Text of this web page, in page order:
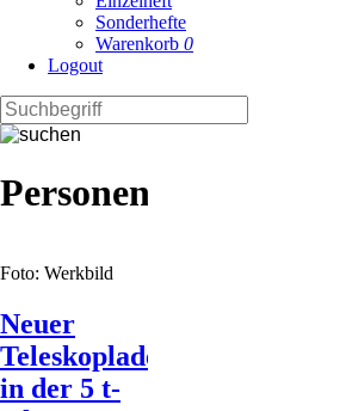
Sonderhefte
Warenkorb 0
Logout
Personen
Foto: Werkbild
Neuer
Teleskoplader
in der 5 t-